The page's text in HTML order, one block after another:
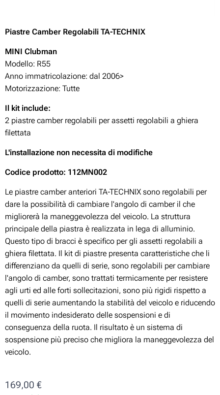
Piastre Camber Regolabili TA-TECHNIX
MINI Clubman
Modello: R55
Anno immatricolazione: dal 2006>
Motorizzazione: Tutte
Il kit include:
2 piastre camber regolabili per assetti regolabili a ghiera
filettata
L'installazione non necessita di modifiche
Codice prodotto: 112MN002
Le piastre camber anteriori TA-TECHNIX sono regolabili per
dare la possibilità di cambiare l'angolo di camber il che
migliorerà la maneggevolezza del veicolo. La struttura
principale della piastra è realizzata in lega di alluminio.
Questo tipo di bracci è specifico per gli assetti regolabili a
ghiera filettata. Il kit di piastre presenta caratteristiche che li
differenziano da quelli di serie, sono regolabili per cambiare
l'angolo di camber, sono trattati termicamente per resistere
agli urti ed alle forti sollecitazioni, sono più rigidi rispetto a
quelli di serie aumentando la stabilità del veicolo e riducendo
il movimento indesiderato delle sospensioni e di
conseguenza della ruota. Il risultato è un sistema di
sospensione più preciso che migliora la maneggevolezza del
veicolo.
169,00 €